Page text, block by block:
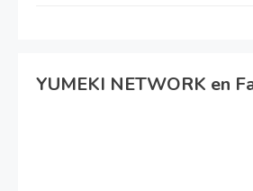
YUMEKI NETWORK en